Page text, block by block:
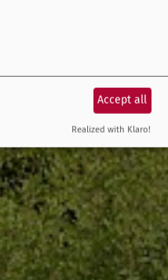
Accept all
Realized with Klaro!